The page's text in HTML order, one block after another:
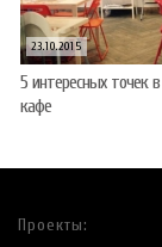
23.10.2015
5 интересных точек
кафе
Проекты: